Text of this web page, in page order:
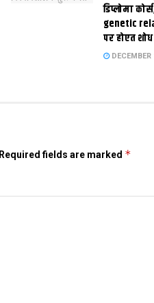
डिप्लोमा
genetic
पर होएत शोध
DECEMBER
Required fields are marked *